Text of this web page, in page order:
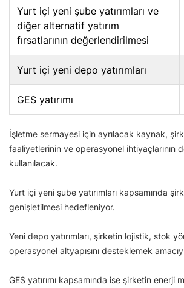
Yurt içi yeni şube yatırımları ve
diğer alternatif yatırım
fırsatlarının değerlendirilmesi
Yurt içi yeni depo yatırımları
GES yatırımı
İşletme sermayesi için ayrılacak kaynak,
faaliyetlerinin ve operasyonel ihtiyaçlarının
kullanılacak.
Yurt içi yeni şube yatırımları kapsamında
genişletilmesi hedefleniyor.
Yeni depo yatırımları, şirketin lojistik, stok
operasyonel altyapısını desteklemek
GES yatırımı kapsamında ise şirketin enerji